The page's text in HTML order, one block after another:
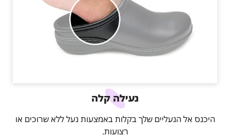
נעילה קלה
היכנס אל הנעליים שלך בקלות באמצעות נעל ללא שרוכים או
רצועות.